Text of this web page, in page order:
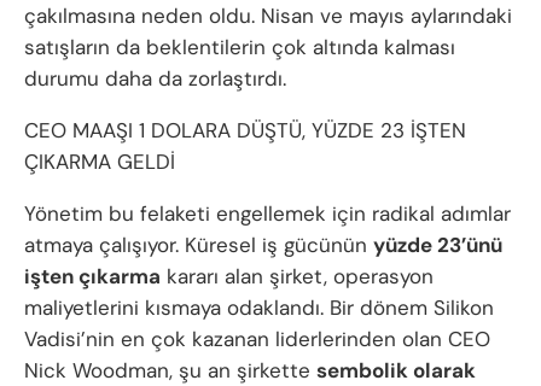
çakılmasına neden oldu. Nisan ve mayıs aylarındaki
satışların da beklentilerin çok altında kalması
durumu daha da zorlaştırdı.
CEO MAAŞI 1 DOLARA DÜŞTÜ, YÜZDE 23 İŞTEN
ÇIKARMA GELDİ
Yönetim bu felaketi engellemek için radikal adımlar
atmaya çalışıyor. Küresel iş gücünün yüzde 23’ünü
işten çıkarma kararı alan şirket, operasyon
maliyetlerini kısmaya odaklandı. Bir dönem Silikon
Vadisi’nin en çok kazanan liderlerinden olan CEO
Nick Woodman, şu an şirkette sembolik olarak